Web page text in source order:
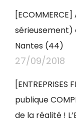
sérieusement)
Nantes (44)
27/09/2018
[ENTREPRISES
publique
de la réalité !